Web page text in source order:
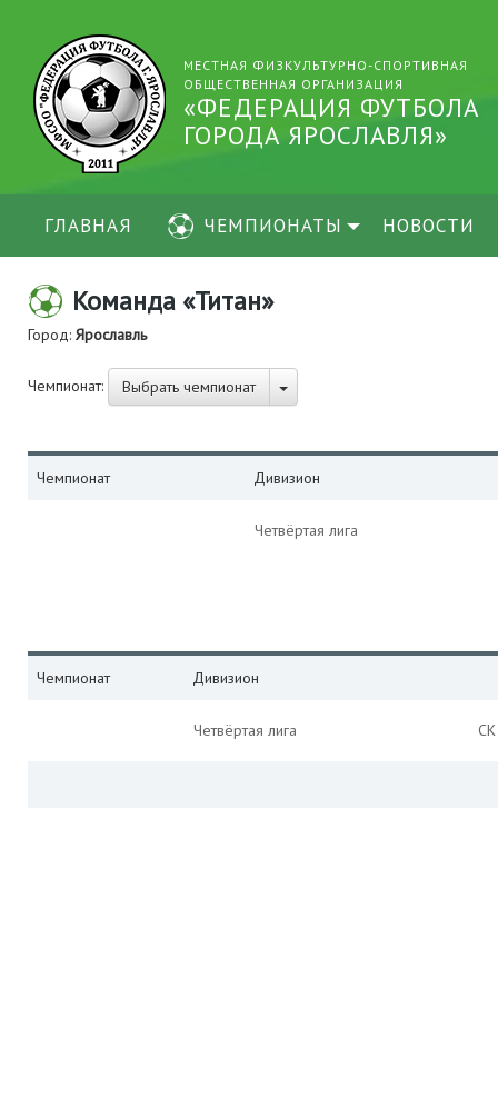
МЕСТНАЯ ФИЗКУЛЬТУРНО-СПОРТИВНАЯ
ОБЩЕСТВЕННАЯ ОРГАНИЗАЦИЯ
«ФЕДЕРАЦИЯ ФУТБОЛА
ГОРОДА ЯРОСЛАВЛЯ»
ГЛАВНАЯ ЧЕМПИОНАТЫ НОВОСТИ
Команда «Титан»
Город: Ярославль
Чемпионат: Выбрать чемпионат
Чемпионат Дивизион
Четвёртая лига
Чемпионат Дивизион
Четвёртая лига